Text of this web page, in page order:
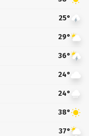
25°
29°
36°
24°
24°
38°
37°